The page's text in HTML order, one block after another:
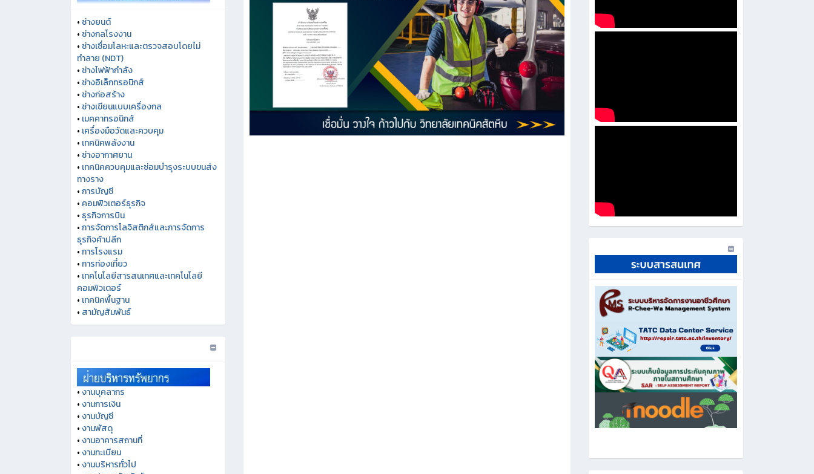
• ช่างยนต์
• ช่างกลโรงงาน
• ช่างเชื่อมโลหะและตรวจสอบโดยไม่
ทำลาย (NDT)
• ช่างไฟฟ้ากำลัง
• ช่างอิเล็กทรอนิกส์
• ช่างก่อสร้าง
• ช่างเขียนแบบเครื่องกล
• เมคคาทรอนิกส์
• เครื่องมือวัดและควบคุม
• เทคนิคพลังงาน
• ช่างอากาศยาน
• เทคนิคควบคุมและซ่อมบำรุงระบบขนส่ง
ทางราง
•การบัญชี
• คอมพิวเตอร์ธุรกิจ
• ธุรกิจการบิน
•การจัดการโลจิสติกส์และการจัดการ
ธุรกิจค้าปลีก
•การโรงแรม
•การท่องเที่ยว
• เทคโนโลยีสารสนเทศและเทคโนโลยี
คอมพิวเตอร์
• เทคนิคพื้นฐาน
• สามัญสัมพันธ์
งานบุคลากร
งานการเงิน
งานบัญชี
งานพัสดุ
งานอาคารสถานที่
งานทะเบียน